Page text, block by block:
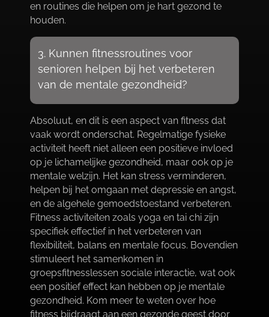
en routines die helpen om je hart gezond te
houden.​
3.​ Kunnen fitnessroutines voor
senioren helpen bij het verbeteren
van de mentale gezondheid?
Absoluut, en dit is een aspect van fitness dat
vaak wordt onderschat.​ Regelmatige fysieke
activiteit heeft niet alleen een positieve invloed
op je lichamelijke gezondheid, maar ook op je
mentale welzijn.​ Het kan stress verminderen,
helpen bij het omgaan met depressie en angst,
en de algehele gemoedstoestand verbeteren.​
Fitness activiteiten zoals yoga en tai chi zijn
specifiek effectief in het verbeteren van
flexibiliteit, balans en mentale focus.​ Bovendien
stimuleert het samenkomen in
groepsfitnesslessen sociale interactie, wat ook
een positief effect kan hebben op je mentale
gezondheid.​ Kom meer te weten over hoe
fitness bijdraagt aan een gezonde geest door